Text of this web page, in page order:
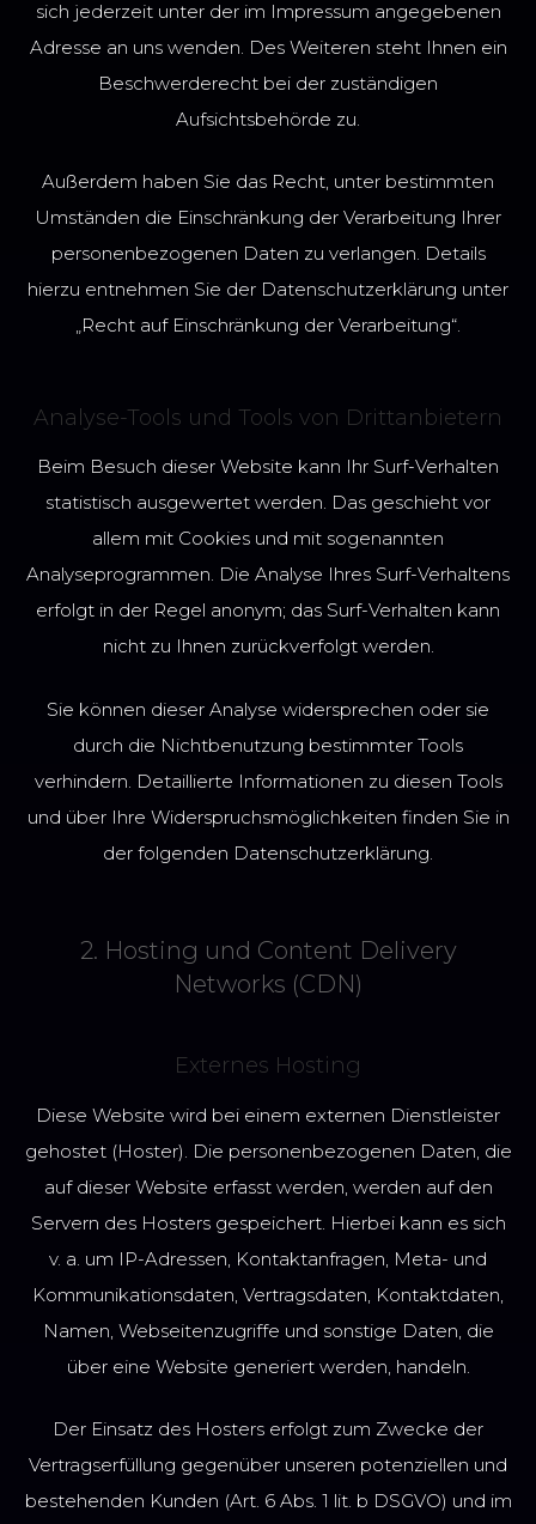
sich jederzeit unter der im Impressum angegebenen
Adresse an uns wenden. Des Weiteren steht Ihnen ein
Beschwerderecht bei der zuständigen
Aufsichtsbehörde zu.
Außerdem haben Sie das Recht, unter bestimmten
Umständen die Einschränkung der Verarbeitung Ihrer
personenbezogenen Daten zu verlangen. Details
hierzu entnehmen Sie der Datenschutzerklärung unter
„Recht auf Einschränkung der Verarbeitung“.
Analyse-Tools und Tools von Drittanbietern
Beim Besuch dieser Website kann Ihr Surf-Verhalten
statistisch ausgewertet werden. Das geschieht vor
allem mit Cookies und mit sogenannten
Analyseprogrammen. Die Analyse Ihres Surf-Verhaltens
erfolgt in der Regel anonym; das Surf-Verhalten kann
nicht zu Ihnen zurückverfolgt werden.
Sie können dieser Analyse widersprechen oder sie
durch die Nichtbenutzung bestimmter Tools
verhindern. Detaillierte Informationen zu diesen Tools
und über Ihre Widerspruchsmöglichkeiten finden Sie in
der folgenden Datenschutzerklärung.
2. Hosting und Content Delivery
Networks (CDN)
Externes Hosting
Diese Website wird bei einem externen Dienstleister
gehostet (Hoster). Die personenbezogenen Daten, die
auf dieser Website erfasst werden, werden auf den
Servern des Hosters gespeichert. Hierbei kann es sich
v. a. um IP-Adressen, Kontaktanfragen, Meta- und
Kommunikationsdaten, Vertragsdaten, Kontaktdaten,
Namen, Webseitenzugriffe und sonstige Daten, die
über eine Website generiert werden, handeln.
Der Einsatz des Hosters erfolgt zum Zwecke der
Vertragserfüllung gegenüber unseren potenziellen und
bestehenden Kunden (Art. 6 Abs. 1 lit. b DSGVO) und im